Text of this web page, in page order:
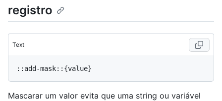
registro
Text
Mascarar um valor evita que uma string ou variável